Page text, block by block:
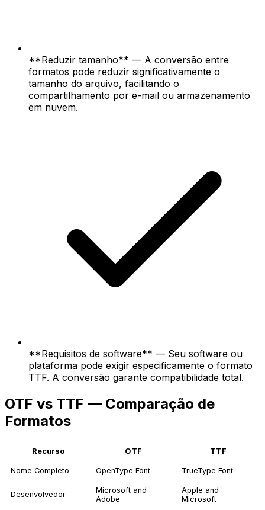
**Reduzir tamanho** — A conversão entre
formatos pode reduzir significativamente o
tamanho do arquivo, facilitando o
compartilhamento por e-mail ou armazenamento
em nuvem.
**Requisitos de software** — Seu software ou
plataforma pode exigir especificamente o formato
TTF. A conversão garante compatibilidade total.
OTF vs TTF — Comparação de
Formatos
Recurso OTF TTF
Nome Completo OpenType Font TrueType Font
Desenvolvedor
Microsoft and
Adobe
Apple and
Microsoft